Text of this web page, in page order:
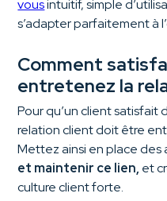
vousintuitif, simple
s’adapter parfaitement à
Comment
entretenez la
Pour qu’un client satisfait
relation client doit être
Mettez ainsi en place
et maintenir ce lien, et
culture client forte.